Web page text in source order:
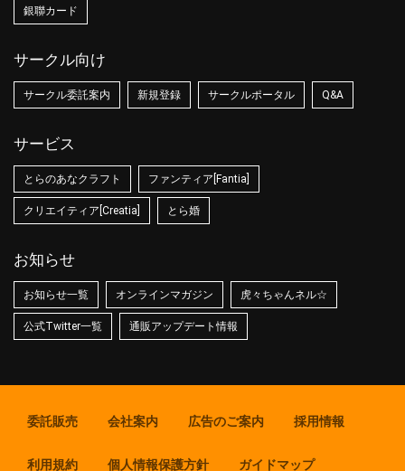
銀聯カード
サークル向け
サークル委託案内 新規登録 サークルポータル Q&A
サービス
とらのあなクラフト ファンティア[Fantia]
クリエイティア[Creatia] とら婚
お知らせ
お知らせ一覧 オンラインマガジン 虎々ちゃんネル☆
公式Twitter一覧 通販アップデート情報
委託販売 会社案内 広告のご案内 採用情報
利用規約 個人情報保護方針 ガイドマップ